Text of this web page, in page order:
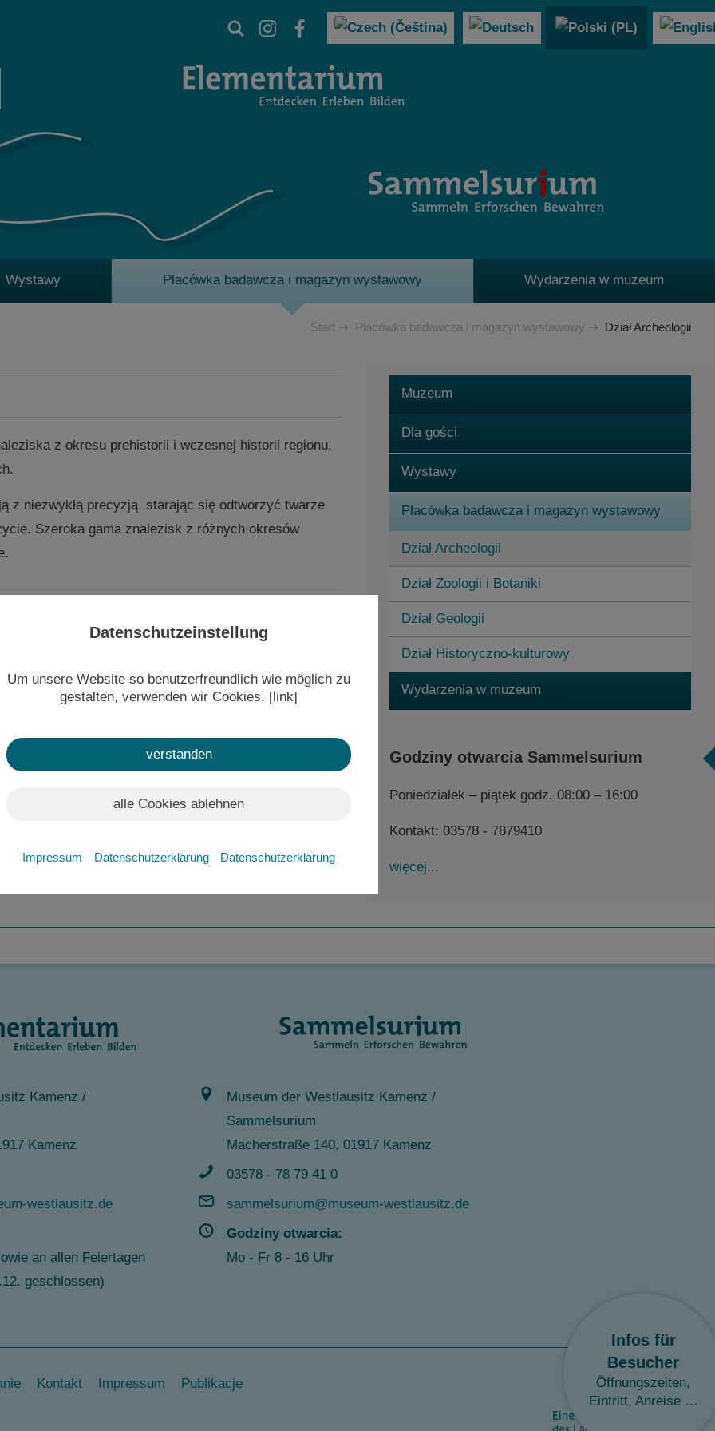
Wystawy Placówka badawcza i magazyn wystawowy Wydarzenia w muzeum
Start Placówka badawcza i magazyn wystawowy Dział Archeologii
z okresu prehistorii i wczesnej historii regionu,
z niezwykłą precyzją, starając się odtworzyć twarze
Szeroka gama znalezisk z różnych okresów
z
Muzeum
Dla gości
Wystawy
Placówka badawcza i magazyn wystawowy
Dział Archeologii
Dział Zoologii i Botaniki
Dział Geologii
Dział Historyczno-kulturowy
Wydarzenia w muzeum
Godziny otwarcia Sammelsurium
Poniedziałek – piątek godz. 08:00 – 16:00
Kontakt: 03578 - 7879410
więcej...
Kamenz /
Kamenz
westlausitz.de
an allen Feiertagen
geschlossen)
Museum der Westlausitz Kamenz /
Sammelsurium
Macherstraße 140, 01917 Kamenz
03578 - 78 79 41 0
sammelsurium@museum-westlausitz.de
Godziny otwarcia:
Mo - Fr 8 - 16 Uhr
Kontakt Impressum Publikacje
Infos für
Besucher
Öffnungszeiten,
Eintritt, Anreise …
Datenschutzeinstellung
Um unsere Website so benutzerfreundlich wie möglich zu
gestalten, verwenden wir Cookies. [link]
verstanden
alle Cookies ablehnen
Impressum Datenschutzerklärung Datenschutzerklärung